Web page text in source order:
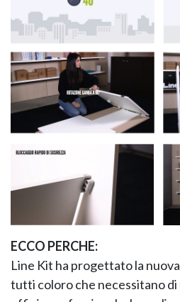
ECCO PERCHE:
Line Kit ha progettato la
tutti coloro che necessitano di